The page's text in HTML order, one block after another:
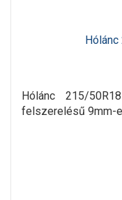
Hólánc 215/
felszerelésű 9mm-